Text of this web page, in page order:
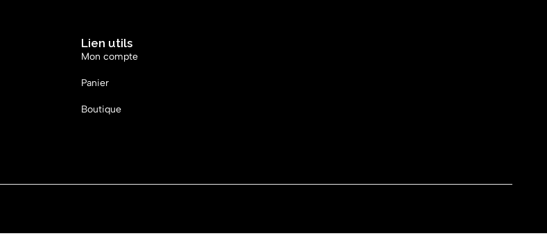
Lien utils
Mon compte
Panier
Boutique